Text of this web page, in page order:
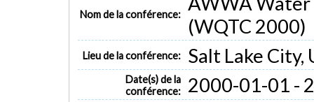
Nom de la conférence:
(WQTC 2000)
Lieu de la conférence: Salt Lake City,
Date(s) de la
conférence:
2000-01-01 -